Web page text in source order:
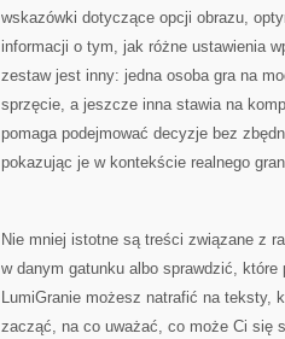
wskazówki dotyczące opcji obrazu,
informacji o tym, jak różne ustawienia
zestaw jest inny: jedna osoba gra na
sprzęcie, a jeszcze inna stawia na
pomaga podejmować decyzje bez
pokazując je w kontekście realnego
Nie mniej istotne są treści związane z
w danym gatunku albo sprawdzić,
LumiGranie możesz natrafić na teksty,
zacząć, na co uważać, co może Ci się